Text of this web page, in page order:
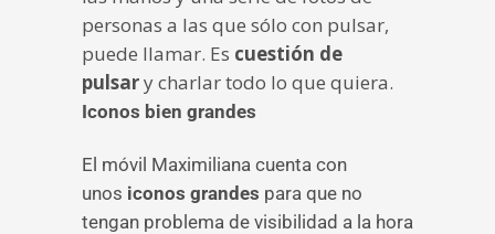
personas a las que sólo con pulsar,
puede llamar. Es cuestión de
pulsary charlar todo lo que quiera.
Iconos bien grandes
El móvil Maximiliana cuenta con
unos iconos grandes para que no
tengan problema de visibilidad a la hora